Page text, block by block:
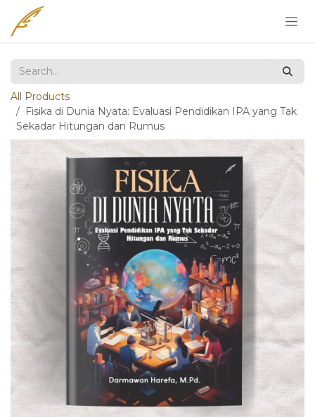
Skip to Content
All Products
Fisika di Dunia Nyata: Evaluasi Pendidikan IPA yang Tak
Sekadar Hitungan dan Rumus